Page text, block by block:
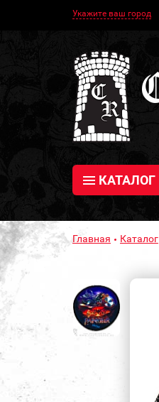
Укажите ваш город
КАТАЛОГ
Главная Каталог